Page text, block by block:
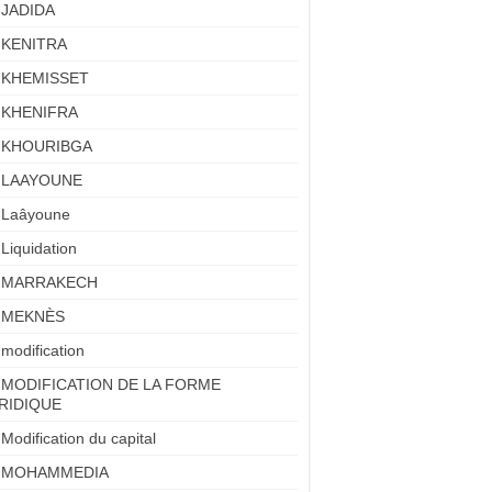
JADIDA
KENITRA
KHEMISSET
KHENIFRA
KHOURIBGA
LAAYOUNE
Laâyoune
Liquidation
MARRAKECH
MEKNÈS
modification
MODIFICATION DE LA FORME
Modification du capital
MOHAMMEDIA